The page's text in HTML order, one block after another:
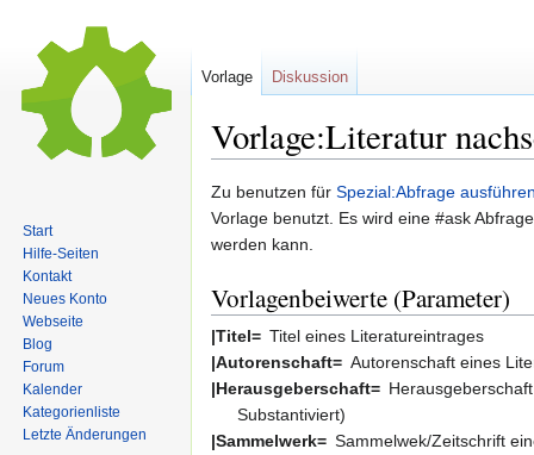
Vorlage:Literatur
Zur
Navigation
springen
Zur
Suche
springen
Zu benutzen für Spezial:Abfrage
Vorlage benutzt. Es wird eine #ask
werden kann.
Vorlagenbeiwerte (Parameter)
|Titel= Titel eines Literatureintrages
|Autorenschaft= Autorenschaft eines
|Herausgeberschaft=
Substantiviert)
|Sammelwerk= Sammelwek/Zeitschrift
Vorlage Diskussion
Start
Hilfe-Seiten
Kontakt
Neues Konto
Webseite
Blog
Forum
Kalender
Kategorienliste
Letzte Änderungen